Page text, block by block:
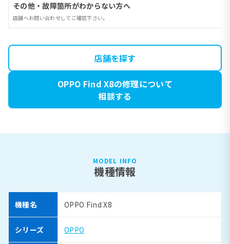
その他・故障箇所がわからない方へ
店舗へお問い合わせしてご確認下さい。
店舗を探す
OPPO Find X8の修理について
相談する
MODEL INFO
機種情報
機種名 OPPO Find X8
シリーズ OPPO